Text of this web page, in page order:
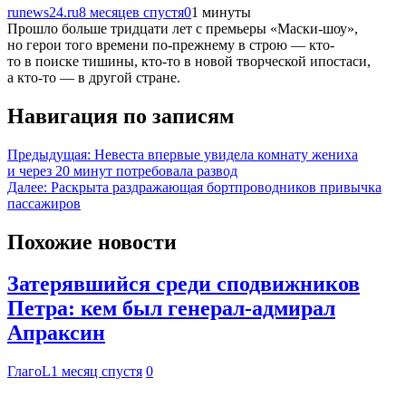
runews24.ru8 месяцев спустя01 минуты
Прошло больше тридцати лет с премьеры «Маски-шоу»,
но герои того времени по-прежнему в строю — кто-
то в поиске тишины, кто-то в новой творческой ипостаси,
а кто-то — в другой стране.
Навигация по записям
Предыдущая: Невеста впервые увидела комнату жениха
и через 20 минут потребовала развод
Далее: Раскрыта раздражающая бортпроводников привычка
пассажиров
Похожие новости
Затерявшийся среди сподвижников
Петра: кем был генерал-адмирал
Апраксин
ГлагоL1 месяц спустя 0